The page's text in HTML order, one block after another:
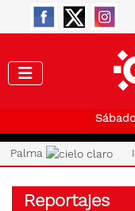
Palma
Reportajes